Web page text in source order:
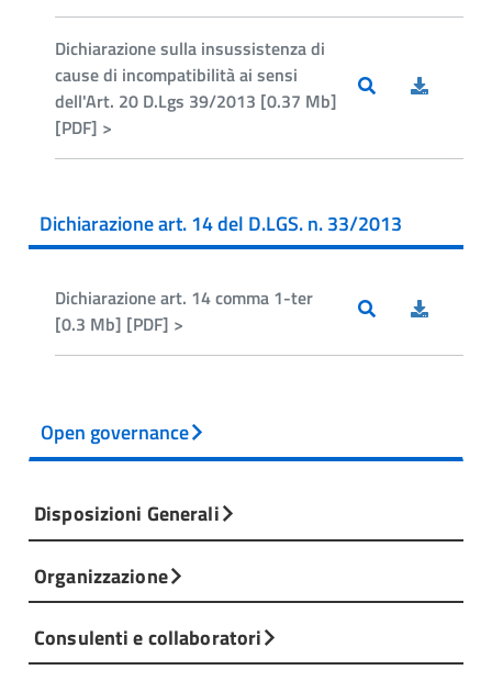
Dichiarazione sulla insussistenza di
cause di incompatibilità ai sensi
dell'Art. 20 D.Lgs 39/2013 [0.37 Mb]
[PDF] >
Dichiarazione art. 14 del D.LGS. n. 33/2013
Dichiarazione art. 14 comma 1-ter
[0.3 Mb] [PDF] >
Open governance
Disposizioni Generali
Organizzazione
Consulenti e collaboratori